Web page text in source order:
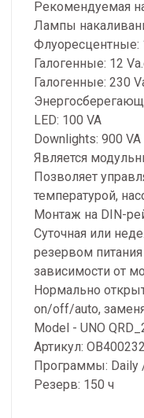
Рекомендуемая
Лампы
Флуоресцентные:
Галогенные: 12
Галогенные: 230
LED: 100 VA
Downlights: 900 VA
Является
Позволяет
температурой,
Монтаж на DIN-
Суточная или
резервом
зависимости от
Нормально
on/off/auto,
Model - UNO
Артикул: OB400232
Программы: Daily
Резерв: 150 ч